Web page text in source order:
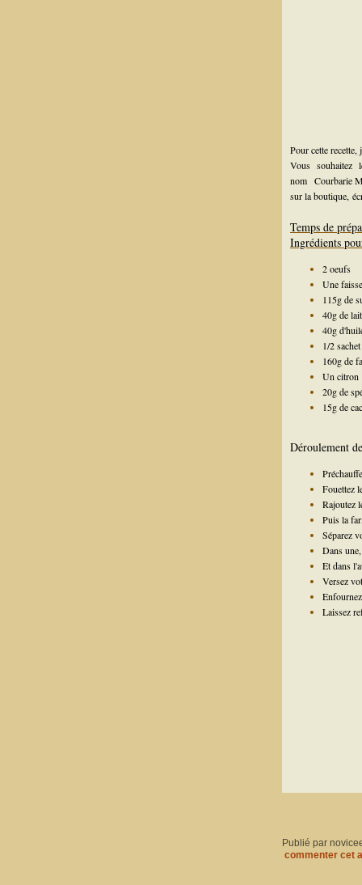
Pour cette
Vous souhaitez
nom Courbarie
sur la boutique,
Temps de
Ingrédients
2 oeufs
Une
115g de
40g de lait
40g
1/2
160g de
Un citron
20g de
15g de
Déroulement
Fouettez
Rajoutez
Puis la
Séparez
Dans
Et dans
Versez
Laissez
Publié par
commenter cet